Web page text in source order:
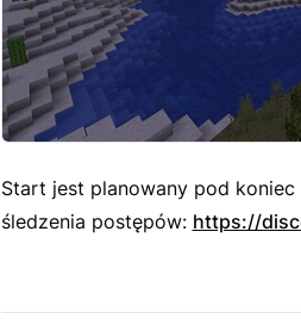
Start jest planowany pod
śledzenia postępów: https://